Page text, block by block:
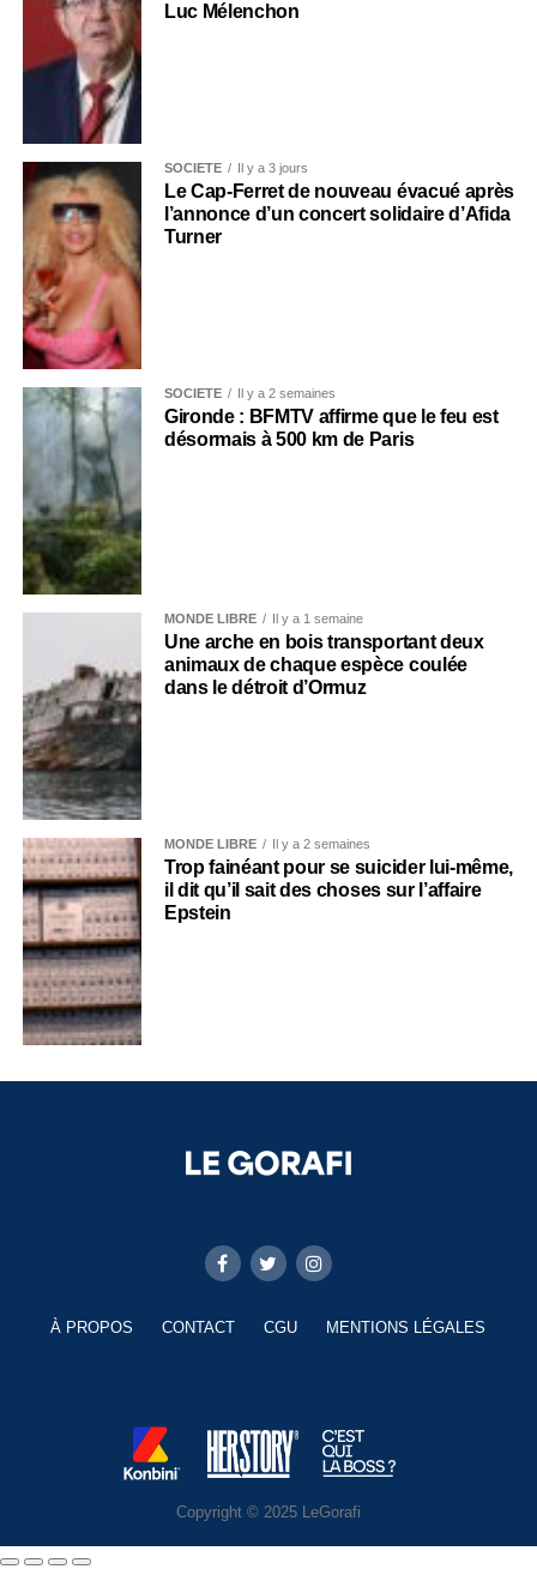
Luc Mélenchon
SOCIÉTÉ Il y a 3 jours
Le Cap-Ferret de nouveau évacué après
l’annonce d’un concert solidaire d’Afida
Turner
SOCIÉTÉ Il y a 2 semaines
Gironde : BFMTV affirme que le feu est
désormais à 500 km de Paris
MONDE LIBRE Il y a 1 semaine
Une arche en bois transportant deux
animaux de chaque espèce coulée
dans le détroit d’Ormuz
MONDE LIBRE Il y a 2 semaines
Trop fainéant pour se suicider lui-même,
il dit qu’il sait des choses sur l’affaire
Epstein
À PROPOS CONTACT CGU MENTIONS LÉGALES
Copyright © 2025 LeGorafi